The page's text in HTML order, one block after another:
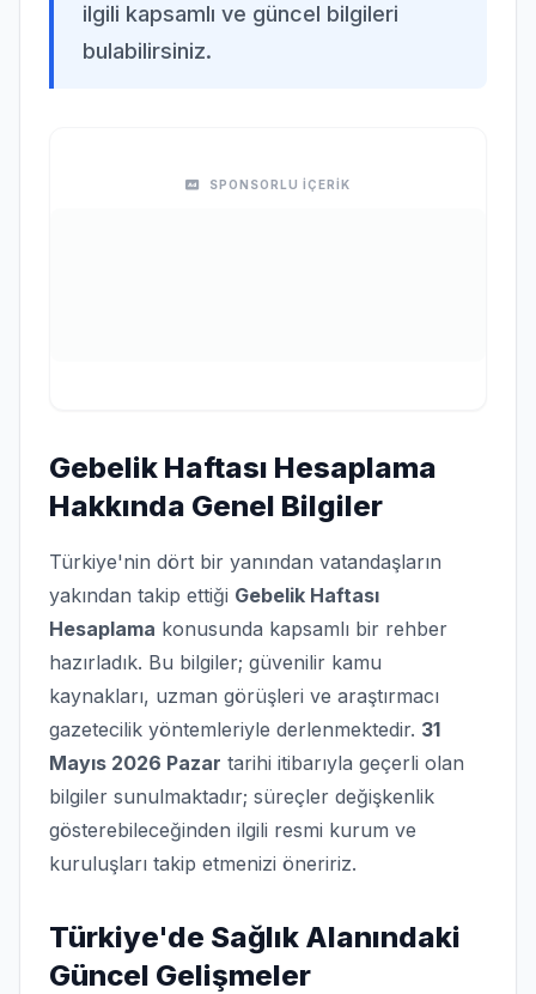
ilgili kapsamlı ve güncel bilgileri
bulabilirsiniz.
SPONSORLU İÇERİK
Gebelik Haftası Hesaplama
Hakkında Genel Bilgiler
Türkiye'nin dört bir yanından vatandaşların
yakından takip ettiği Gebelik Haftası
Hesaplama konusunda kapsamlı bir rehber
hazırladık. Bu bilgiler; güvenilir kamu
kaynakları, uzman görüşleri ve araştırmacı
gazetecilik yöntemleriyle derlenmektedir. 31
Mayıs 2026 Pazar tarihi itibarıyla geçerli olan
bilgiler sunulmaktadır; süreçler değişkenlik
gösterebileceğinden ilgili resmi kurum ve
kuruluşları takip etmenizi öneririz.
Türkiye'de Sağlık Alanındaki
Güncel Gelişmeler